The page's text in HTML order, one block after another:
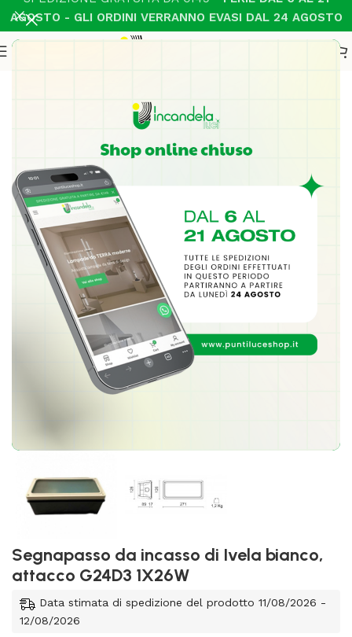
AGOSTO - GLI ORDINI VERRANNO EVASI DAL 24 AGOSTO
Segnapasso da incasso di Ivela bianco,
attacco G24D3 1X26W
Data stimata di spedizione del prodotto 11/08/2026 -
12/08/2026